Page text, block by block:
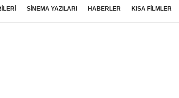
SİNEMA YAZILARI HABERLER KISA FİLMLER